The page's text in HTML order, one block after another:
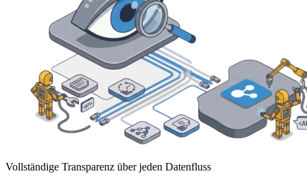
Vollständige Transparenz über jeden Datenfluss